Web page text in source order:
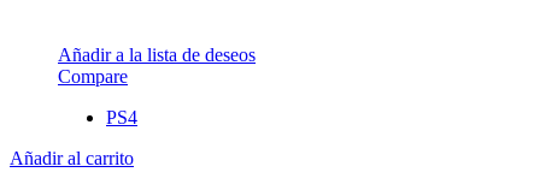
Añadir a la lista de deseos
Compare
PS4
Añadir al carrito